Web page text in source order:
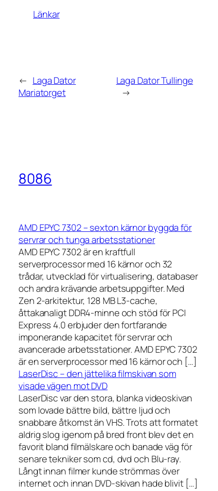
Länkar
← Laga Dator
Mariatorget
Laga Dator Tullinge
→
8086
AMD EPYC 7302 – sexton kärnor byggda för
servrar och tunga arbetsstationer
AMD EPYC 7302 är en kraftfull
serverprocessor med 16 kärnor och 32
trådar, utvecklad för virtualisering, databaser
och andra krävande arbetsuppgifter. Med
Zen 2-arkitektur, 128 MB L3-cache,
åttakanaligt DDR4-minne och stöd för PCI
Express 4.0 erbjuder den fortfarande
imponerande kapacitet för servrar och
avancerade arbetsstationer. AMD EPYC 7302
är en serverprocessor med 16 kärnor och […]
LaserDisc – den jättelika filmskivan som
visade vägen mot DVD
LaserDisc var den stora, blanka videoskivan
som lovade bättre bild, bättre ljud och
snabbare åtkomst än VHS. Trots att formatet
aldrig slog igenom på bred front blev det en
favorit bland filmälskare och banade väg för
senare tekniker som cd, dvd och Blu-ray.
Långt innan filmer kunde strömmas över
internet och innan DVD-skivan hade blivit […]